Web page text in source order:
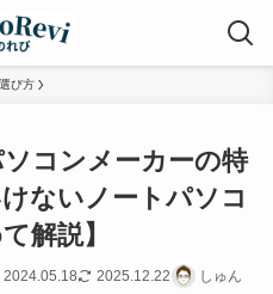
び方
コンメーカーの特
ないノートパソコ
解説】
2024.05.18 2025.12.22 しゅん